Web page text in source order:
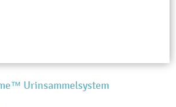
Urinsammelsystem